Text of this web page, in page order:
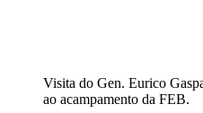
Visita do Gen. Eurico
ao acampamento da FEB.